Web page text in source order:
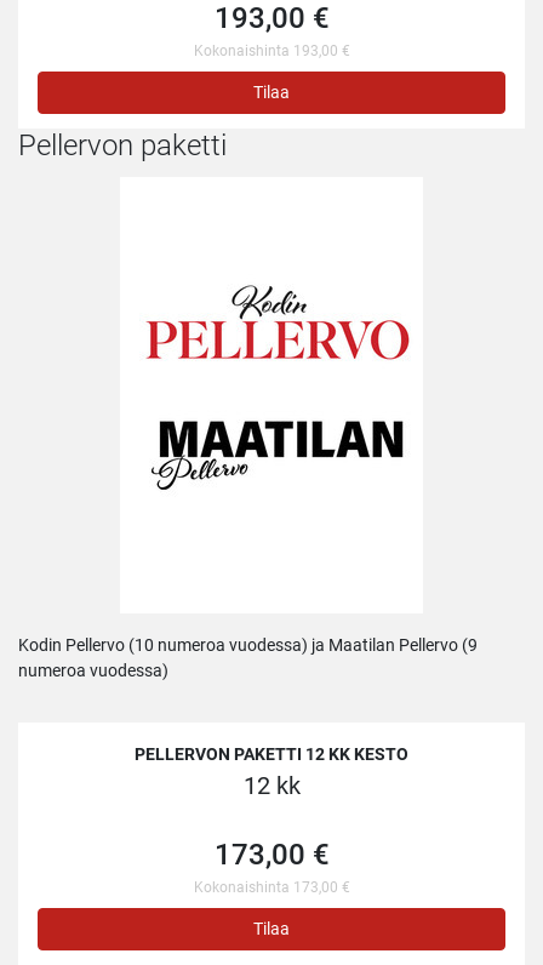
193,00 €
Kokonaishinta 193,00 €
Tilaa
Pellervon paketti
Kodin Pellervo (10 numeroa vuodessa) ja Maatilan Pellervo (9
numeroa vuodessa)
PELLERVON PAKETTI 12 KK KESTO
12 kk
173,00 €
Kokonaishinta 173,00 €
Tilaa